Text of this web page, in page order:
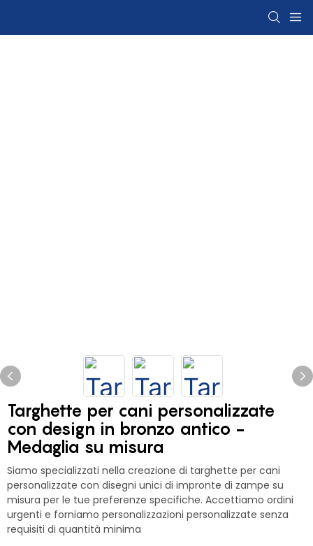
Targhette per cani personalizzate
con design in bronzo antico -
Medaglia su misura
Siamo specializzati nella creazione di targhette per cani
personalizzate con disegni unici di impronte di zampe su
misura per le tue preferenze specifiche. Accettiamo ordini
urgenti e forniamo personalizzazioni personalizzate senza
requisiti di quantità minima